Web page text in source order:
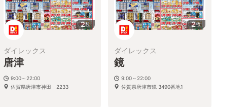
2枚
ダイレックス
唐津
9:00～22:00
佐賀県唐津市神田 2233
2枚
ダイレックス
鏡
9:00～22:00
佐賀県唐津市鏡 3490番地1